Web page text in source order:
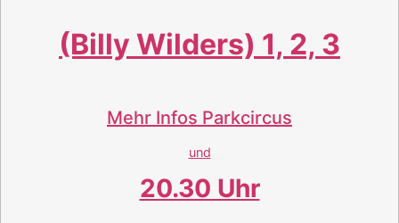
(Billy Wilders) 1, 2, 3
Mehr Infos Parkcircus
und
20.30 Uhr